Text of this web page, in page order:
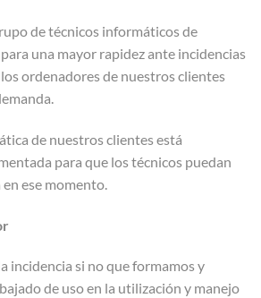
de técnicos informáticos de
una mayor rapidez ante incidencias
ordenadores de nuestros clientes
de nuestros clientes está
para que los técnicos puedan
ese momento.
incidencia si no que formamos y
de uso en la utilización y manejo